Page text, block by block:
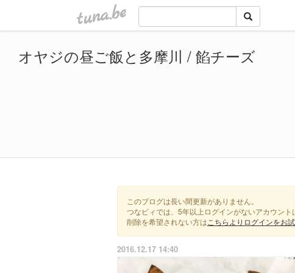
tuna.be
オヤジの昼ご飯と多摩川 / 餡チーズ
このブログは長い間更新がありません。
つなビィでは、5年以上ログインがないアカウント
削除を希望されない方は こちらよりログインをお試
2016.12.17 14:40